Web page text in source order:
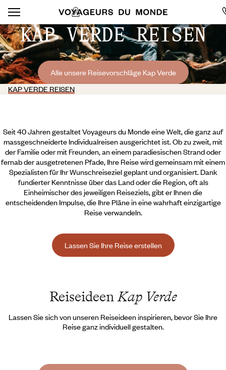
KAP VERDE REISEN
Alle unsere Reisevorschläge Kap Verde
KAP VERDE REISEN
Seit 40 Jahren gestaltet Voyageurs du Monde eine Welt, die ganz auf
massgeschneiderte Individualreisen ausgerichtet ist. Ob zu zweit, mit
der Familie oder mit Freunden, an einem paradiesischen Strand oder
fernab der ausgetretenen Pfade, Ihre Reise wird gemeinsam mit einem
Spezialisten für Ihr Wunschreiseziel geplant und organisiert. Dank
fundierter Kenntnisse über das Land oder die Region, oft als
Einheimischer des jeweiligen Reiseziels, gibt er Ihnen die
entscheidenden Impulse, die Ihre Pläne in eine wahrhaft einzigartige
Reise verwandeln.
Lassen Sie Ihre Reise erstellen
ReiseideenKap Verde
Lassen Sie sich von unseren Reiseideen inspirieren, bevor Sie Ihre
Reise ganz individuell gestalten.